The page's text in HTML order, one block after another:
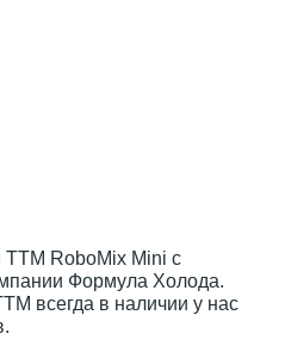
ТТМ RoboMix Mini с
Формула Холода.
всегда в наличии у нас